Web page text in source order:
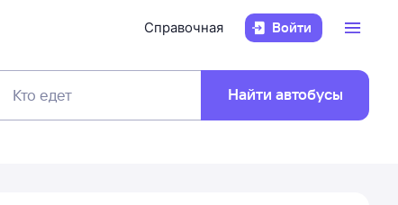
Справочная Войти
Кто едет Найти автобусы